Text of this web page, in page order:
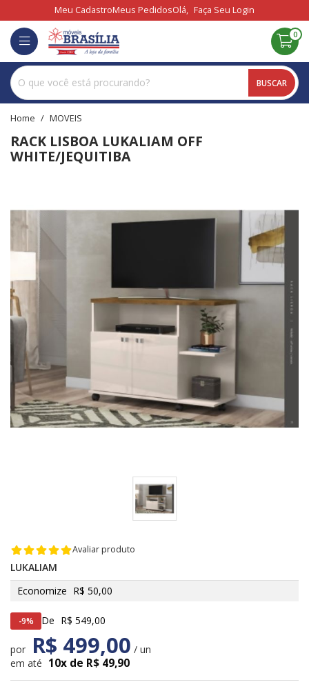
Meu CadastroMeus PedidosOlá, Faça Seu Login
BUSCAR
0
home MOVEIS
RACK LISBOA LUKALIAM OFF
WHITE/JEQUITIBA
Avaliar produto
LUKALIAM
De R$ 549,00
por R$ 499,00 / un
Economize R$ 50,00
9%
em até 10x de R$ 49,90